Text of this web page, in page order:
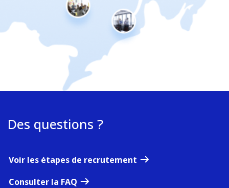
Des questions ?
Voir les étapes de recrutement
Consulter la FAQ